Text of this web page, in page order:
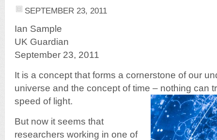
SEPTEMBER 23, 2011
Ian Sample
UK Guardian
September 23, 2011
It is a concept that forms a cornerstone of our
universe and the concept of time – nothing can
speed of light.
But now it seems that
researchers working in one of